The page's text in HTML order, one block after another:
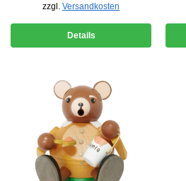
zzgl. Versandkosten
Details